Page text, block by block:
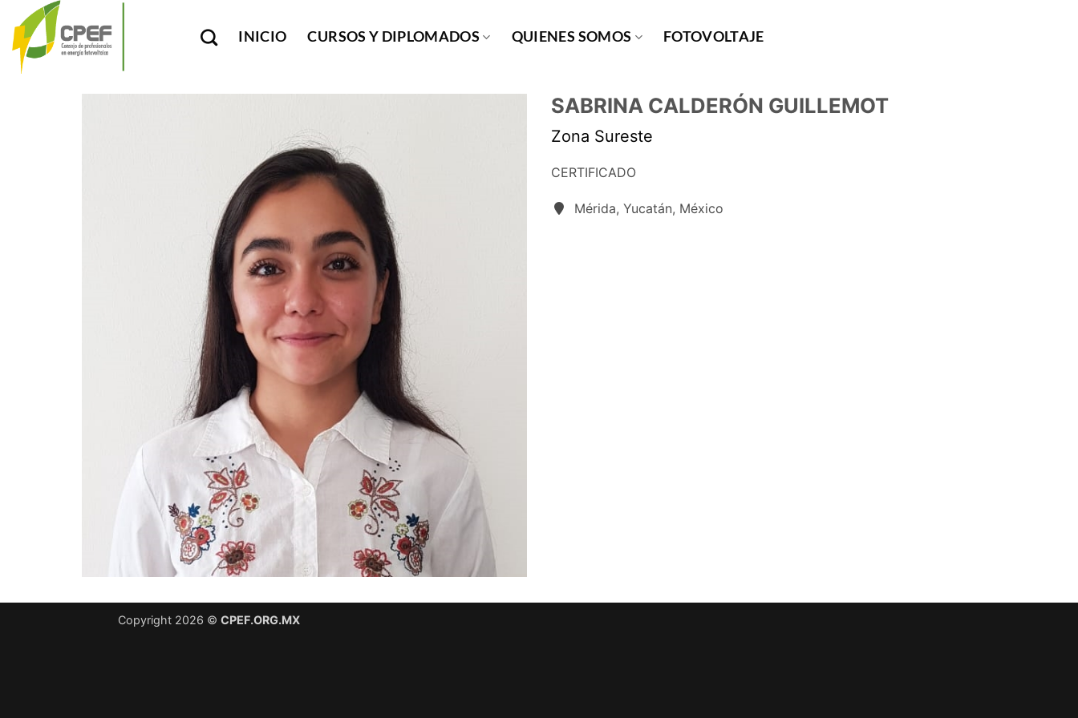
Saltar
contenido
INICIO CURSOS Y DIPLOMADOS QUIENES SOMOS FOTOVOLTAJE
SABRINA CALDERÓN GUILLEMOT
Zona Sureste
CERTIFICADO
Mérida, Yucatán, México
Copyright 2026 © CPEF.ORG.MX